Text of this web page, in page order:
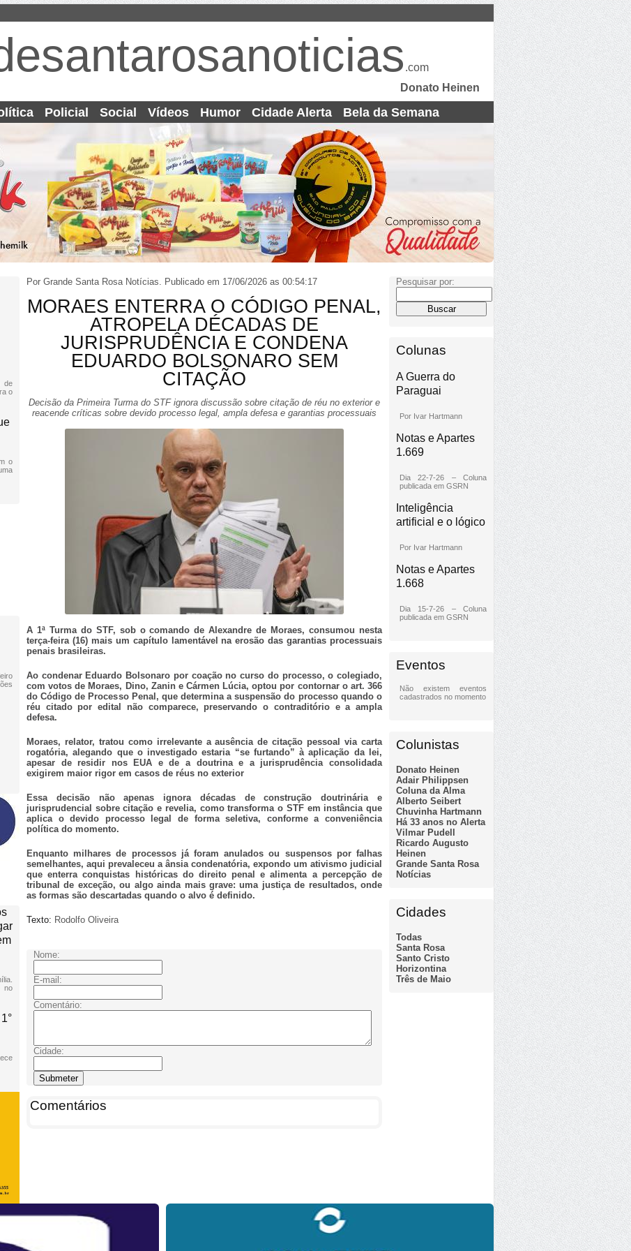
.com
Donato Heinen
Policial Social Vídeos Humor Cidade Alerta Bela da Semana
de
o
o
no
Por Grande Santa Rosa Notícias. Publicado em 17/06/2026 as 00:54:17
MORAES ENTERRA O CÓDIGO PENAL,
ATROPELA DÉCADAS DE
JURISPRUDÊNCIA E CONDENA
EDUARDO BOLSONARO SEM
CITAÇÃO
Decisão da Primeira Turma do STF ignora discussão sobre citação de réu no exterior e
reacende críticas sobre devido processo legal, ampla defesa e garantias processuais
A 1ª Turma do STF, sob o comando de Alexandre de Moraes, consumou nesta
terça-feira (16) mais um capítulo lamentável na erosão das garantias processuais
penais brasileiras.
Ao condenar Eduardo Bolsonaro por coação no curso do processo, o colegiado,
com votos de Moraes, Dino, Zanin e Cármen Lúcia, optou por contornar o art. 366
do Código de Processo Penal, que determina a suspensão do processo quando o
réu citado por edital não comparece, preservando o contraditório e a ampla
defesa.
Moraes, relator, tratou como irrelevante a ausência de citação pessoal via carta
rogatória, alegando que o investigado estaria “se furtando” à aplicação da lei,
apesar de residir nos EUA e de a doutrina e a jurisprudência consolidada
exigirem maior rigor em casos de réus no exterior
Essa decisão não apenas ignora décadas de construção doutrinária e
jurisprudencial sobre citação e revelia, como transforma o STF em instância que
aplica o devido processo legal de forma seletiva, conforme a conveniência
política do momento.
Enquanto milhares de processos já foram anulados ou suspensos por falhas
semelhantes, aqui prevaleceu a ânsia condenatória, expondo um ativismo judicial
que enterra conquistas históricas do direito penal e alimenta a percepção de
tribunal de exceção, ou algo ainda mais grave: uma justiça de resultados, onde
as formas são descartadas quando o alvo é definido.
Texto: Rodolfo Oliveira
Nome:
E-mail:
Comentário:
Cidade:
Comentários
Pesquisar por:
Colunas
A Guerra do
Paraguai
Por Ivar Hartmann
Notas e Apartes
1.669
Dia 22-7-26 – Coluna
publicada em GSRN
Inteligência
artificial e o lógico
Por Ivar Hartmann
Notas e Apartes
1.668
Dia 15-7-26 – Coluna
publicada em GSRN
Eventos
Não existem eventos
cadastrados no momento
Colunistas
Donato Heinen
Adair Philippsen
Coluna da Alma
Alberto Seibert
Chuvinha Hartmann
Há 33 anos no Alerta
Vilmar Pudell
Ricardo Augusto
Heinen
Grande Santa Rosa
Notícias
Cidades
Todas
Santa Rosa
Santo Cristo
Horizontina
Três de Maio